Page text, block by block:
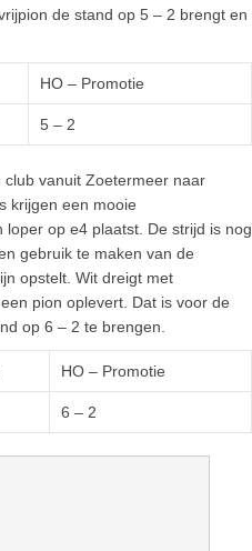
de stand op 5 – 2 brengt en
HO – Promotie
5 – 2
vanuit Zoetermeer naar
krijgen een mooie
op e4 plaatst. De strijd is nog
gebruik te maken van de
opstelt. Wit dreigt met
pion oplevert. Dat is voor de
op 6 – 2 te brengen.
HO – Promotie
6 – 2